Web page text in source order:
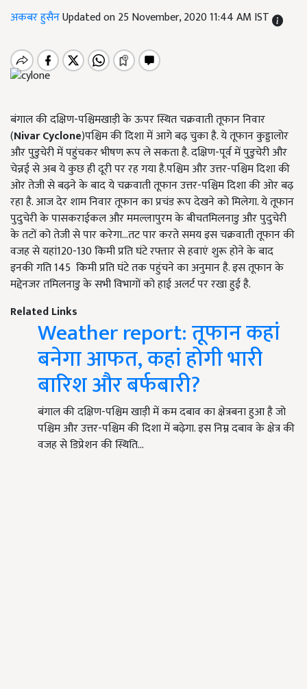
अकबर हुसैनUpdated on 25 November, 2020 11:44 AM IST
बंगाल की दक्षिण-पश्चिमखाड़ी के ऊपर स्थित चक्रवाती तूफान निवार
(Nivar Cyclone)पश्चिम की दिशा में आगे बढ़ चुका है. ये तूफान कुड्डालोर
और पुडुचेरी में पहुंचकर भीषण रूप ले सकता है. दक्षिण-पूर्व में पुडुचेरी और
चेन्नई से अब ये कुछ ही दूरी पर रह गया है.पश्चिम और उत्तर-पश्चिम दिशा की
ओर तेजी से बढ़ने के बाद ये चक्रवाती तूफान उत्तर-पश्चिम दिशा की ओर बढ़
रहा है. आज देर शाम निवार तूफान का प्रचंड रूप देखने को मिलेगा. ये तूफान
पुदुचेरी के पासकराईकल और ममल्लापुरम के बीचतमिलनाडु और पुदुचेरी
के तटों को तेजी से पार करेगा...तट पार करते समय इस चक्रवाती तूफान की
वजह से यहां120-130किमी प्रति घंटे रफ्तार से हवाएं शुरू होने के बाद
इनकी गति145 किमी प्रति घंटे तक पहुंचने का अनुमान है. इस तूफान के
मद्देनजर तमिलनाडु के सभी विभागों को हाई अलर्ट पर रखा हुई है.
Related Links
Weather report: तूफान कहां
बनेगा आफत, कहां होगी भारी
बारिश और बर्फबारी?
बंगाल की दक्षिण-पश्चिम खाड़ी में कम दबाव का क्षेत्रबना हुआ है जो
पश्चिम और उत्तर-पश्चिम की दिशा में बढ़ेगा. इस निम्न दबाव के क्षेत्र की
वजह से डिप्रेशन की स्थिति…